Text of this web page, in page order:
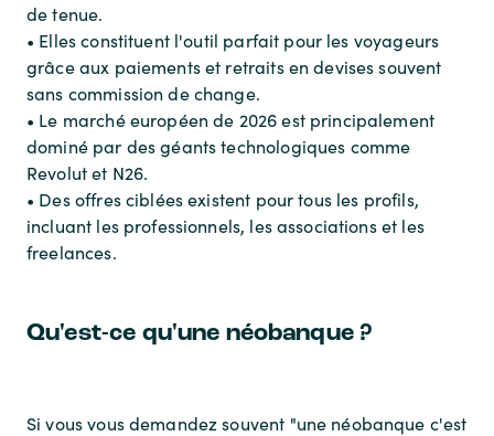
de tenue.
• Elles constituent l'outil parfait pour les voyageurs
grâce aux paiements et retraits en devises souvent
sans commission de change.
• Le marché européen de 2026 est principalement
dominé par des géants technologiques comme
Revolut et N26.
• Des offres ciblées existent pour tous les profils,
incluant les professionnels, les associations et les
freelances.
Qu'est-ce qu'une néobanque ?
Si vous vous demandez souvent "une néobanque c'est